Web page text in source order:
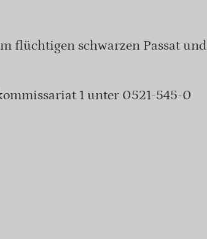
flüchtigen schwarzen Passat und
1 unter 0521-545-0